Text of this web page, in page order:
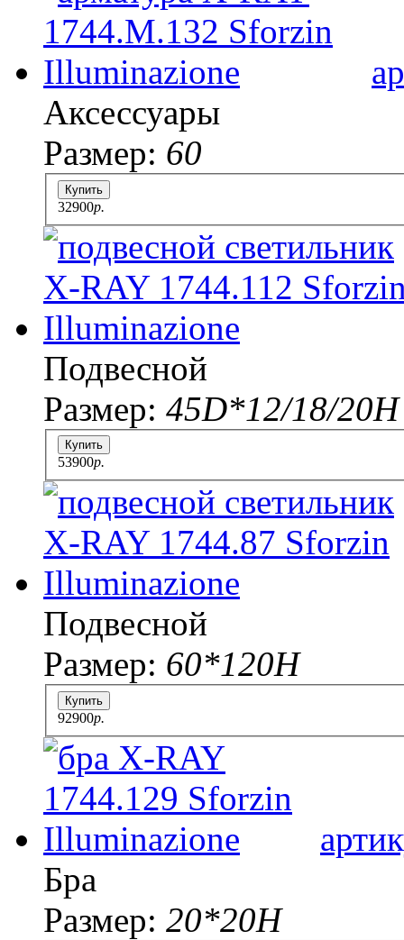
Аксессуары
Размер: 60
Купить
32900p.
Подвесной
Размер: 45D*12/18/20Н
Купить
53900p.
Подвесной
Размер: 60*120Н
Купить
92900p.
Бра
Размер: 20*20H